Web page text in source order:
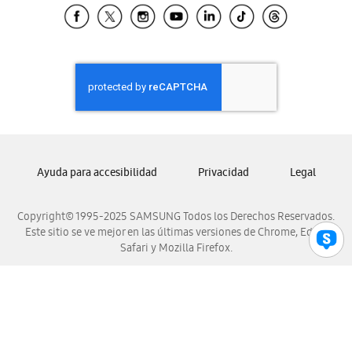
Samsung El Salvador
Samsung Honduras
Samsung Nicaragua
Samsung Panamá
Samsung Venezuela
Copyright© 1995-2025 SAMSUNG Todos los Derechos Reservados.
Este sitio se ve mejor en las últimas versiones de Chrome, Edge,
Safari y Mozilla Firefox.
Ayuda para accesibilidad Privacidad Legal